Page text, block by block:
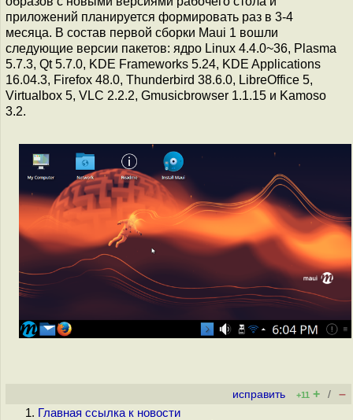
приложений планируется формировать раз в 3-4
месяца. В состав первой сборки Maui 1 вошли
следующие версии пакетов: ядро Linux 4.4.0~36, Plasma
5.7.3, Qt 5.7.0, KDE Frameworks 5.24, KDE Applications
16.04.3, Firefox 48.0, Thunderbird 38.6.0, LibreOffice 5,
Virtualbox 5, VLC 2.2.2, Gmusicbrowser 1.1.15 и Kamoso
3.2.
исправить +11 + / –
Главная ссылка к новости